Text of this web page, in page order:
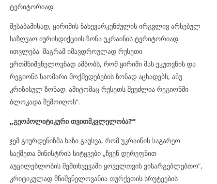
ტერიტორიად.
შესაბამისად, ყირიმის ნახევარკუნძულის ირგვლივ არსებულ
საზღვაო იურისდიქციის ზონა უკრაინის ტერიტორიად
ითვლება. მაგრამ იმავდროულად რუსეთი
ერთმნიშვნელოვნად ამბობს, რომ ყირიმი მას ეკუთვნის და
რეგიონს საომარი მოქმედებების ზონად აცხადებს, ანუ
კრიზისულ ზონად. ამიტომაც რუსეთს შეუძლია რეგიონში
ბლოკადა შემოიღოს“.
„გეოპოლიტიკური თვითმკვლელობა?“
ჯემ გიურდენიზმა ხაზი გაუსვა, რომ უკრაინის საგარეო
საქმეთა მინისტრის სიტყვები „ჩვენ დერეფნით
აუცილებლობის შემთხვევაში ყოველთვის ვისარგებლებთო“,
კრიტიკულად მნიშვნელოვანია თურქეთის სრუტეების